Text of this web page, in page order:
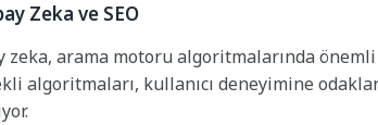
Zeka ve SEO
zeka, arama motoru algoritmalarında
algoritmaları, kullanıcı deneyimine